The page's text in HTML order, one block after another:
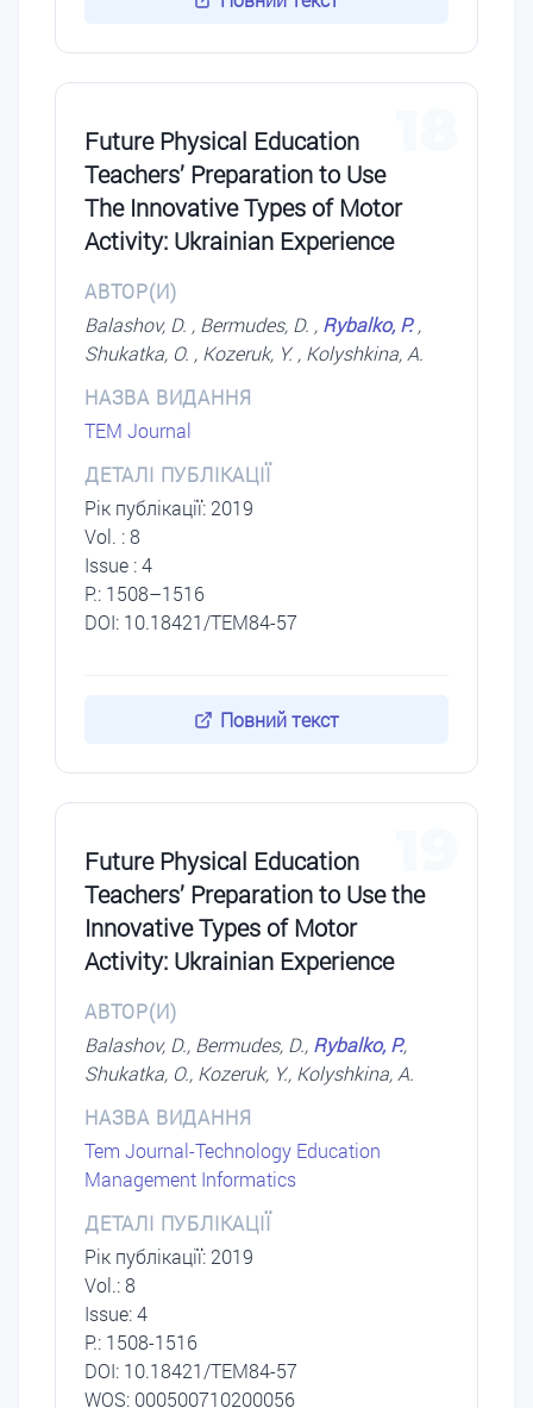
Future Physical Education
Teachers’ Preparation to Use
The Innovative Types of Motor
Activity: Ukrainian Experience
АВТОР(И)
Balashov, D. , Bermudes, D. , Rybalko, P.,
Shukatka, O. , Kozeruk, Y. , Kolyshkina, A.
НАЗВА ВИДАННЯ
TEM Journal
ДЕТАЛІ ПУБЛІКАЦІЇ
Рік публікації: 2019
Vol. : 8
Issue : 4
P.: 1508–1516
DOI: 10.18421/TEM84-57
Повний текст
Future Physical Education
Teachers’ Preparation to Use the
Innovative Types of Motor
Activity: Ukrainian Experience
АВТОР(И)
Balashov, D., Bermudes, D., Rybalko, P.,
Shukatka, O., Kozeruk, Y., Kolyshkina, A.
НАЗВА ВИДАННЯ
Tem Journal-Technology Education
Management Informatics
ДЕТАЛІ ПУБЛІКАЦІЇ
Рік публікації: 2019
Vol.: 8
Issue: 4
P.: 1508-1516
DОI: 10.18421/TEM84-57
WOS: 000500710200056